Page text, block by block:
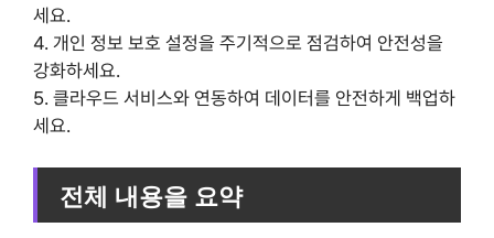
세요.
4. 개인 정보 보호 설정을 주기적으로 점검하여 안전성을
강화하세요.
5. 클라우드 서비스와 연동하여 데이터를 안전하게 백업하
세요.
전체 내용을 요약